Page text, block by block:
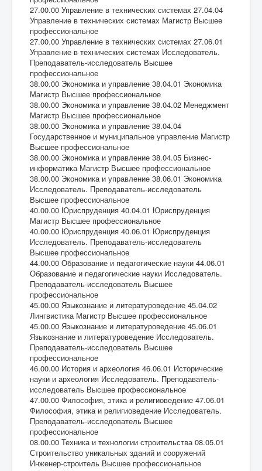
27.00.00 Управление в технических системах 27.04.04
Управление в технических системах Магистр Высшее
профессиональное
27.00.00 Управление в технических системах 27.06.01
Управление в технических системах Исследователь.
Преподаватель-исследователь Высшее
профессиональное
38.00.00 Экономика и управление 38.04.01 Экономика
Магистр Высшее профессиональное
38.00.00 Экономика и управление 38.04.02 Менеджмент
Магистр Высшее профессиональное
38.00.00 Экономика и управление 38.04.04
Государственное и муниципальное управление Магистр
Высшее профессиональное
38.00.00 Экономика и управление 38.04.05 Бизнес-
информатика Магистр Высшее профессиональное
38.00.00 Экономика и управление 38.06.01 Экономика
Исследователь. Преподаватель-исследователь
Высшее профессиональное
40.00.00 Юриспруденция 40.04.01 Юриспруденция
Магистр Высшее профессиональное
40.00.00 Юриспруденция 40.06.01 Юриспруденция
Исследователь. Преподаватель-исследователь
Высшее профессиональное
44.00.00 Образование и педагогические науки 44.06.01
Образование и педагогические науки Исследователь.
Преподаватель-исследователь Высшее
профессиональное
45.00.00 Языкознание и литературоведение 45.04.02
Лингвистика Магистр Высшее профессиональное
45.00.00 Языкознание и литературоведение 45.06.01
Языкознание и литературоведение Исследователь.
Преподаватель-исследователь Высшее
профессиональное
46.00.00 История и археология 46.06.01 Исторические
науки и археология Исследователь. Преподаватель-
исследователь Высшее профессиональное
47.00.00 Философия, этика и религиоведение 47.06.01
Философия, этика и религиоведение Исследователь.
Преподаватель-исследователь Высшее
профессиональное
08.00.00 Техника и технологии строительства 08.05.01
Строительство уникальных зданий и сооружений
Инженер-строитель Высшее профессиональное